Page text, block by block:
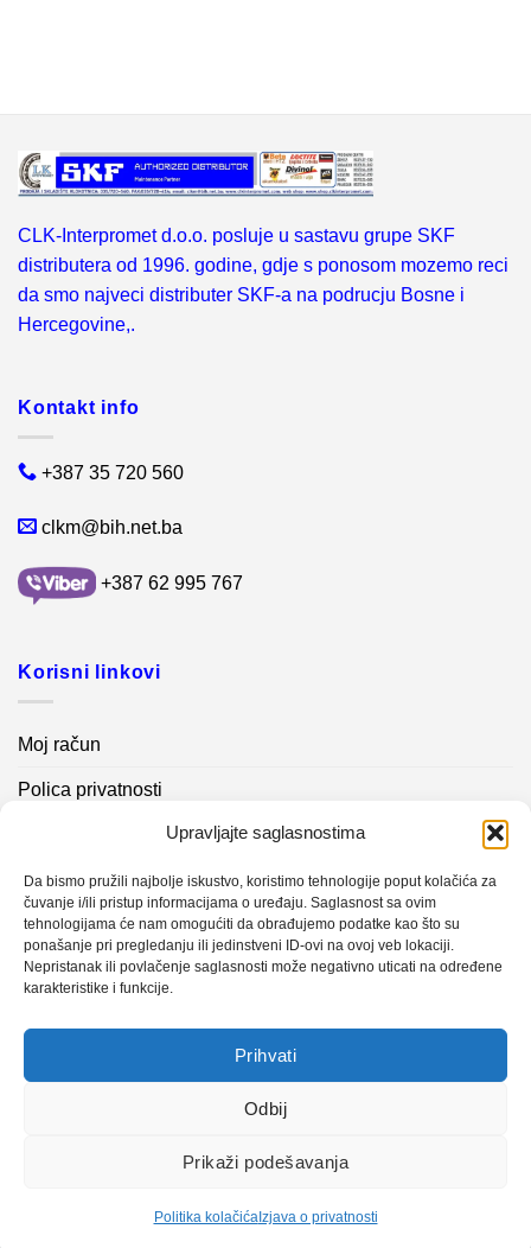
Upravljajte saglasnostima
Da bismo pružili najbolje iskustvo, koristimo tehnologije poput kolačića za
čuvanje i/ili pristup informacijama o uređaju. Saglasnost sa ovim
tehnologijama će nam omogućiti da obrađujemo podatke kao što su
ponašanje pri pregledanju ili jedinstveni ID-ovi na ovoj veb lokaciji.
Nepristanak ili povlačenje saglasnosti može negativno uticati na određene
karakteristike i funkcije.
Prihvati
Odbij
Prikaži podešavanja
Politika kolačićaIzjava o privatnosti
CLK-Interpromet d.o.o. posluje u sastavu grupe SKF
distributera od 1996. godine, gdje s ponosom mozemo reci
da smo najveci distributer SKF-a na podrucju Bosne i
Hercegovine,.
Kontakt info
+387 35 720 560
clkm@bih.net.ba
+387 62 995 767
Korisni linkovi
Moj račun
Polica privatnosti
Kontakt info
Novosti
Sistem mjerenja vibracija – papir mašina 4
Certificirani partner za održavanje
Copyright 2026 © CLK Interpromet